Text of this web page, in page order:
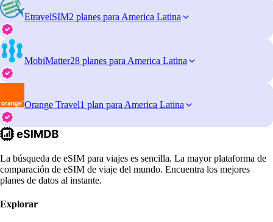
EtravelSIM2 planes para America Latina
MobiMatter28 planes para America Latina
Orange Travel1 plan para America Latina
La búsqueda de eSIM para viajes es sencilla. La mayor plataforma de
comparación de eSIM de viaje del mundo. Encuentra los mejores
planes de datos al instante.
Explorar